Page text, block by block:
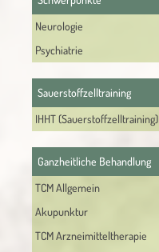
Neurologie
Psychiatrie
Sauerstoffzelltraining
IHHT (Sauerstoffzelltraining)
Ganzheitliche Behandlung
TCM Allgemein
Akupunktur
TCM Arzneimitteltherapie